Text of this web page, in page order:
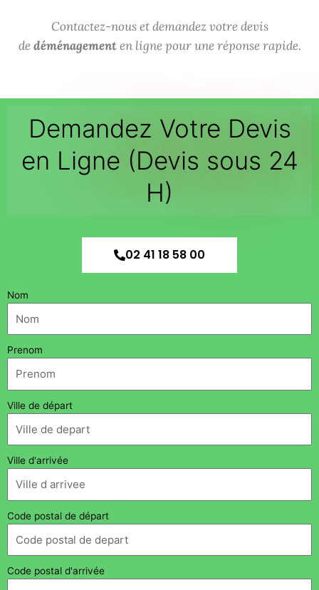
Contactez-nous et demandez votre devis
dedéménagementen ligne pour une réponse rapide.
Demandez Votre Devis
en Ligne (Devis sous 24
H)
02 41 18 58 00
Nom
Prenom
Ville de départ
Ville d'arrivée
Code postal de départ
Code postal d'arrivée